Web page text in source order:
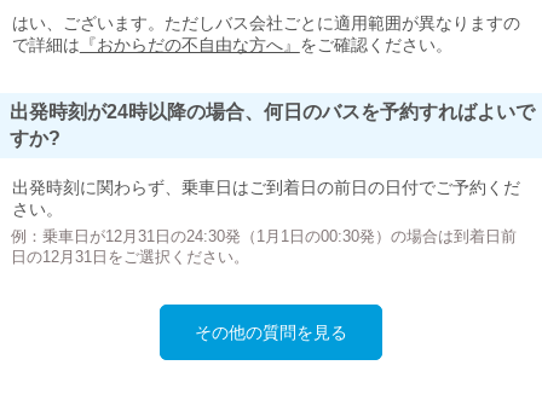
はい、ございます。ただしバス会社ごとに適用範囲が異なりますの
で詳細は 『おからだの不自由な方へ』 をご確認ください。
出発時刻が24時以降の場合、何日のバスを予約すればよいで
すか?
出発時刻に関わらず、乗車日はご到着日の前日の日付でご予約くだ
さい。
例：乗車日が12月31日の24:30発（1月1日の00:30発）の場合は到着日前
日の12月31日をご選択ください。
その他の質問を見る